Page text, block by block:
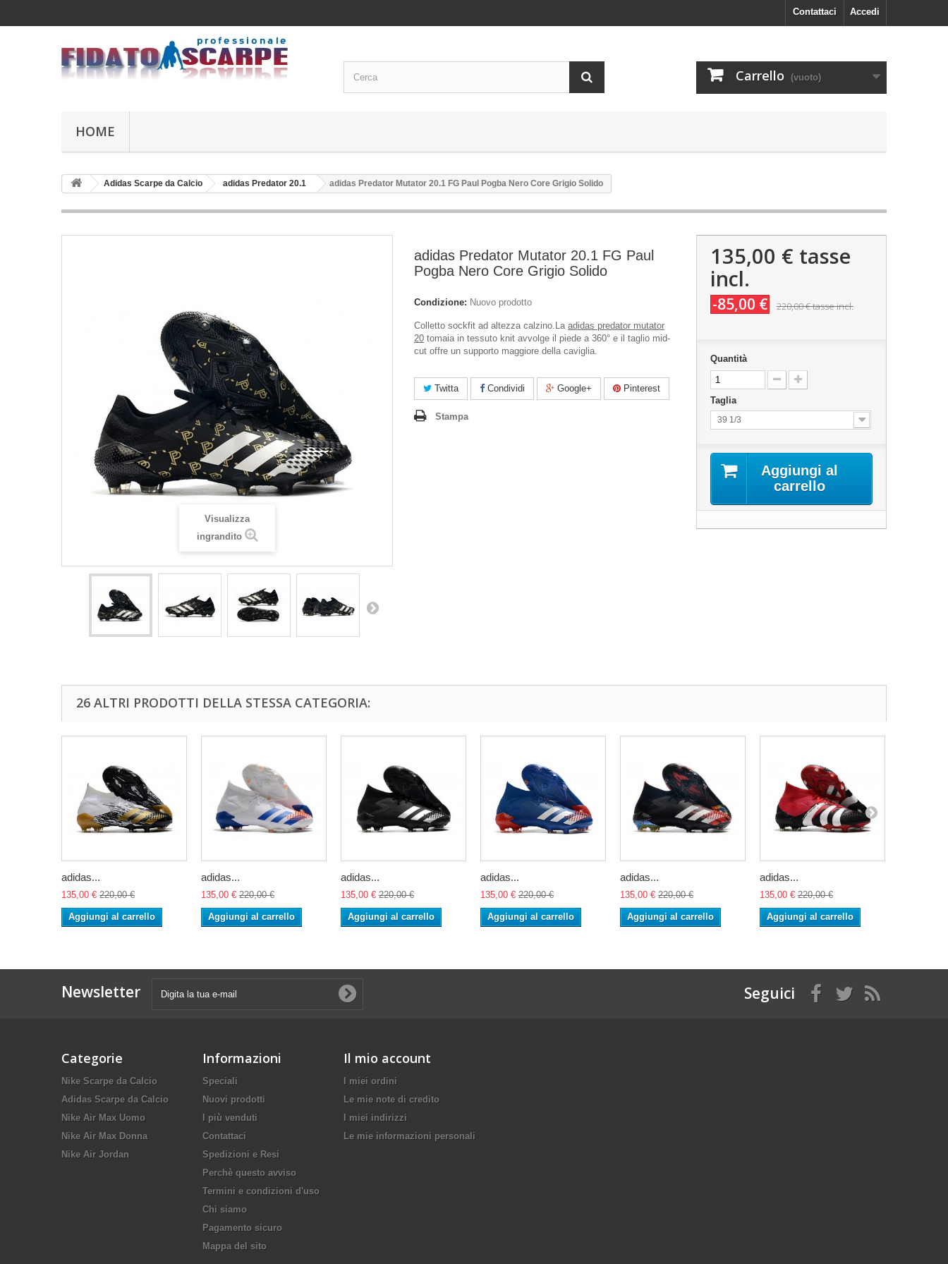
Accedi
Contattaci
Carrello (vuoto)
HOME
Adidas Scarpe da Calcio adidas Predator 20.1 adidas Predator Mutator 20.1 FG Paul Pogba Nero Core Grigio Solido
Visualizza
ingrandito
adidas Predator Mutator 20.1 FG Paul
Pogba Nero Core Grigio Solido
Condizione: Nuovo prodotto
Colletto sockfit ad altezza calzino.La adidas predator mutator
20 tomaia in tessuto knit avvolge il piede a 360° e il taglio mid-
cut offre un supporto maggiore della caviglia.
Twitta Condividi Google+ Pinterest
Stampa
135,00 € tasse
incl.
-85,00 € 220,00 €tasse incl.
Quantità
Taglia
39 1/3
Aggiungi al
carrello
26 ALTRI PRODOTTI DELLA STESSA CATEGORIA:
adidas...
135,00 € 220,00 €
Aggiungi al carrello
adidas...
135,00 € 220,00 €
Aggiungi al carrello
adidas...
135,00 € 220,00 €
Aggiungi al carrello
adidas...
135,00 € 220,00 €
Aggiungi al carrello
adidas...
135,00 € 220,00 €
Aggiungi al carrello
adidas...
135,00 € 220,00 €
Aggiungi al carrello
Newsletter Seguici
Categorie
Nike Scarpe da Calcio
Adidas Scarpe da Calcio
Nike Air Max Uomo
Nike Air Max Donna
Nike Air Jordan
Informazioni
Speciali
Nuovi prodotti
I più venduti
Contattaci
Spedizioni e Resi
Perchè questo avviso
Termini e condizioni d'uso
Chi siamo
Pagamento sicuro
Mappa del sito
Il mio account
I miei ordini
Le mie note di credito
I miei indirizzi
Le mie informazioni personali